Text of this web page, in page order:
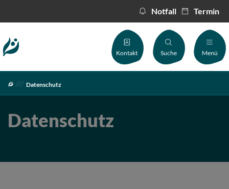
Notfall Termin
Kontakt Suche Menü
Datenschutz
Datenschutz